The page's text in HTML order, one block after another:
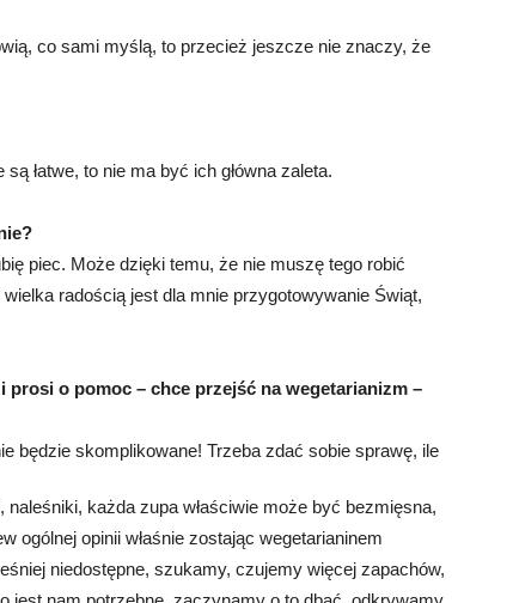
co sami myślą, to przecież jeszcze nie znaczy, że
łatwe, to nie ma być ich główna zaleta.
piec. Może dzięki temu, że nie muszę tego robić
radością jest dla mnie przygotowywanie Świąt,
o pomoc – chce przejść na wegetarianizm –
będzie skomplikowane! Trzeba zdać sobie sprawę, ile
każda zupa właściwie może być bezmięsna,
ogólnej opinii właśnie zostając wegetarianinem
niedostępne, szukamy, czujemy więcej zapachów,